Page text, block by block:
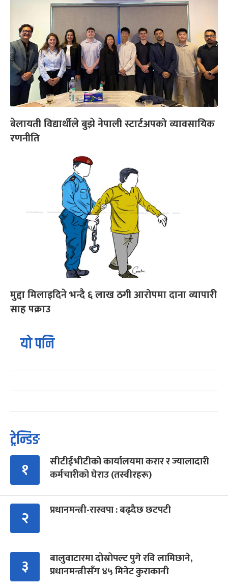
बेलायती विद्यार्थीले बुझे नेपाली स्टार्टअपको व्यावसायिक
रणनीति
मुद्दा मिलाइदिने भन्दै ६ लाख ठगी आरोपमा दाना व्यापारी
साह पक्राउ
यो पनि
ट्रेन्डिङ
१
सीटीईभीटीको कार्यालयमा करार र ज्यालादारी
कर्मचारीको घेराउ (तस्वीरहरू)
२ प्रधानमन्त्री-रास्वपा : बढ्दैछ छटपटी
३
बालुवाटारमा दोस्रोपल्ट पुगे रवि लामिछाने,
प्रधानमन्त्रीसँग ४५ मिनेट कुराकानी